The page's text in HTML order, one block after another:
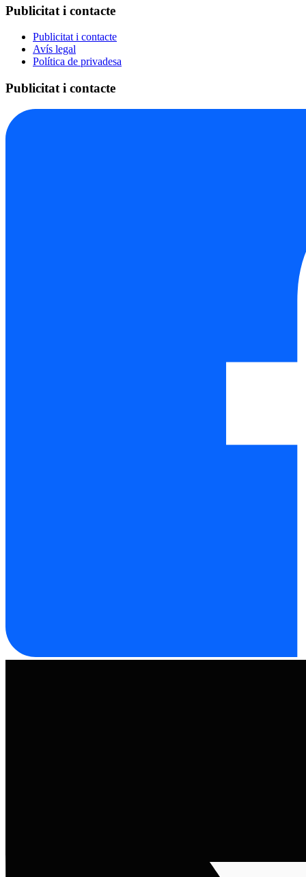
Publicitat i contacte
Publicitat i contacte
Avís legal
Política de privadesa
Publicitat i contacte